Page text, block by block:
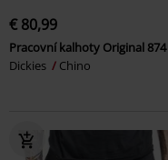
€ 80,99
Pracovní kalhoty Original 874
Dickies
Chino